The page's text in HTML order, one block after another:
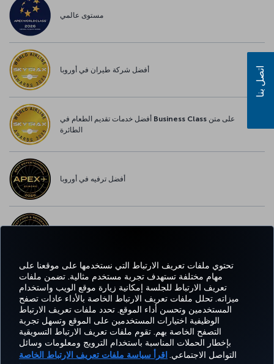
تحتوي ملفات تعريف الارتباط التي نستخدمها على موقعنا على
مهام مختلفة تستهدف تجربة مستخدم مثالية. تضمن ملفات
تعريف الارتباط للجلسة إمكانية زيارة موقع الويب واستخدام
ميزاته. تحلل ملفات تعريف الارتباط الخاصة بالأداء عادات تصفح
المستخدمين وتحسن أداء الموقع. تحدد ملفات تعريف الارتباط
الوظيفية اختيارات المستخدمين على الموقع وتسهل تجربة
التصفح الخاصة بهم. تقوم ملفات تعريف الارتباط التسويقية
بإخطار الحملات المناسبة باستخدام الترويج ومعلومات وسائل
التواصل الاجتماعي. اقرأ سياسة ملفات تعريف الارتباط الخاصة
مستوى عالمي
أفضل شركة طيران في أوروبا
أفضل خدمات تقديم الطعام في Business Class على متن
الطائرة
أفضل ترفيه في أوروبا
Facebook
TwitterInstagram
YouTubeLinkedIn
تيك توك
BlogPinterest
الحجز
والإدارة
خبرة
العروض
والوجهات
مساعدة MILES&SMILES
CORPORATE
CLUB
اتصل بنا